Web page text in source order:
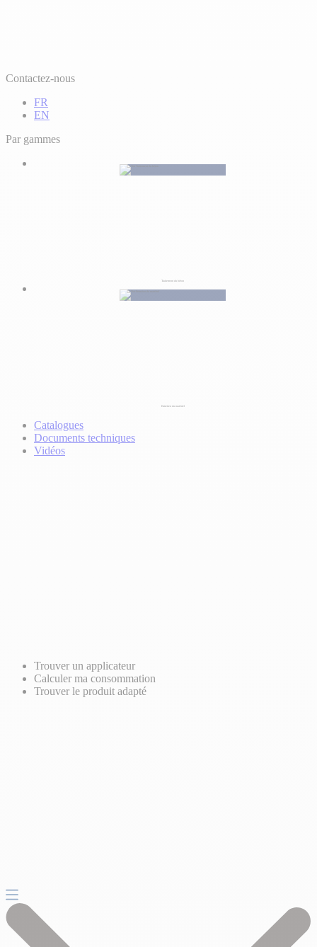
Contactez-nous
FR
EN
Par gammes
Traitement du béton
Entretien du matériel
Catalogues
Documents techniques
Vidéos
Trouver un applicateur
Calculer ma consommation
Trouver le produit adapté